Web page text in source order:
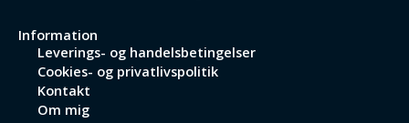
Information
Leverings- og handelsbetingelser
Cookies- og privatlivspolitik
Kontakt
Om mig